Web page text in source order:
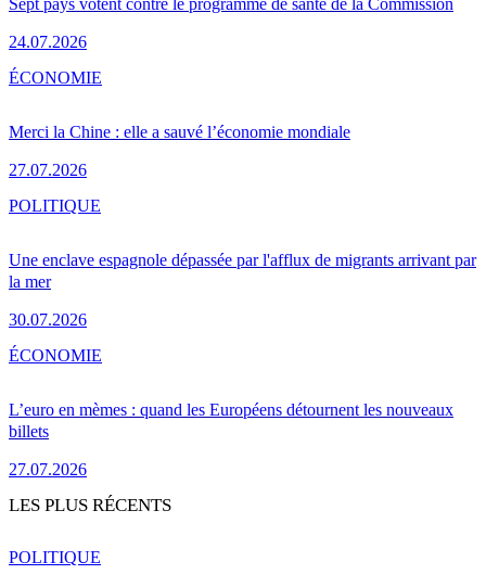
Sept pays votent contre le programme de santé de la Commission
24.07.2026
Merci la Chine : elle a sauvé l’économie mondiale
27.07.2026
ÉCONOMIE
Une enclave espagnole dépassée par l'afflux de migrants arrivant par
la mer
30.07.2026
POLITIQUE
L’euro en mèmes : quand les Européens détournent les nouveaux
billets
27.07.2026
ÉCONOMIE
LES PLUS RÉCENTS
POLITIQUE